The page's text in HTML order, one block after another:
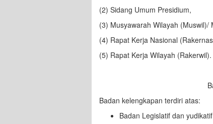
(2) Sidang Umum Presidium,
(3) Musyawarah Wilayah
(4) Rapat Kerja Nasional
(5) Rapat Kerja Wilayah (Rakerwil).
Badan kelengkapan terdiri atas:
Badan Legislatif dan